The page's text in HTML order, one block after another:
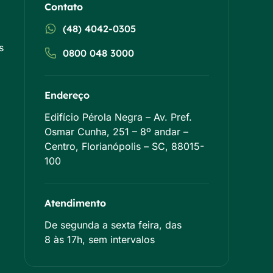
Contato
(48) 4042-0305
0800 048 3000
Endereço
Edifício Pérola Negra – Av. Pref.
Osmar Cunha, 251 – 8º andar –
Centro, Florianópolis – SC, 88015-
100
Atendimento
De segunda a sexta feira, das
8 às 17h, sem intervalos